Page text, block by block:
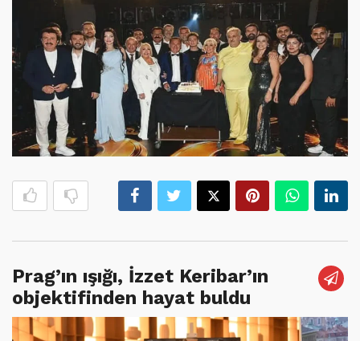
Prag’ın ışığı, İzzet Keribar’ın
objektifinden hayat buldu